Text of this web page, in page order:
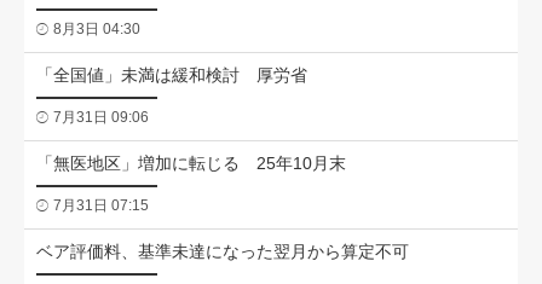
8月3日 04:30
「全国値」未満は緩和検討 厚労省
7月31日 09:06
「無医地区」増加に転じる 25年10月末
7月31日 07:15
ベア評価料、基準未達になった翌月から算定不可